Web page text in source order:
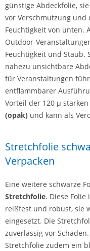
günstige Abdeckfolie,
vor Verschmutzung und
Feuchtigkeit von unten.
Outdoor-
Feuchtigkeit und Staub.
nahezu unsichtbare
für Veranstaltungen
entflammbarer
Vorteil der 120 µ starken
(opak) und kann als
Stretchfolie
Verpacken
Eine weitere schwarze
Stretchfolie. Diese
reißfest und robust, sie
eingesetzt. Die
zuverlässig vor
Stretchfolie zudem ein